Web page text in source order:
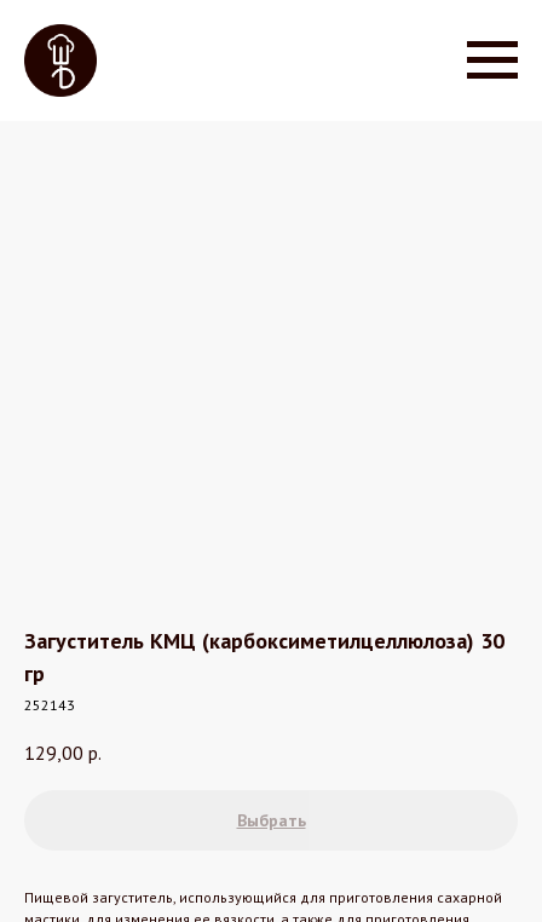
Загуститель КМЦ (карбоксиметилцеллюлоза) 30
гр
252143
129,00 р.
Выбрать
Пищевой загуститель, использующийся для приготовления сахарной